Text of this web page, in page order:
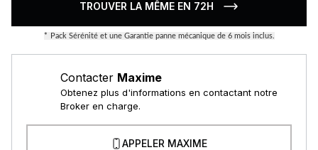
TROUVER LA MÊME EN 72H
* Pack Sérénité et une Garantie panne mécanique de 6 mois inclus.
Contacter Maxime
Obtenez plus d'informations en contactant notre
Broker en charge.
APPELER MAXIME